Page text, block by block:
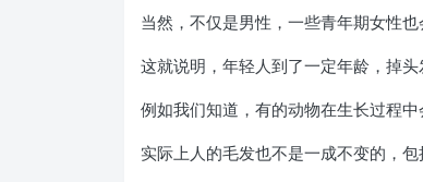
当然，不仅是男性，一些青年期女性也
这就说明，年轻人到了一定年龄，掉
例如我们知道，有的动物在生长过程
实际上人的毛发也不是一成不变的，